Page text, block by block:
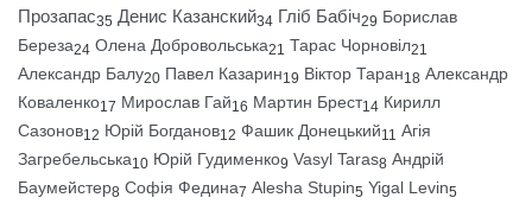
Прозапас35 Денис Казанский34 Гліб Бабіч29 Борислав
Береза24 Олена Добровольська21 Тарас Чорновіл21
Александр Балу20 Павел Казарин19 Віктор Таран18 Александр
Коваленко17 Мирослав Гай16 Мартин Брест14 Кирилл
Сазонов12 Юрій Богданов12 Фашик Донецький11 Агія
Загребельська10 Юрій Гудименко9 Vasyl Taras8 Андрій
Баумейстер8 Софія Федина7 Alesha Stupin5 Yigal Levin5